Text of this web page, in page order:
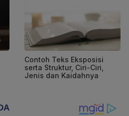
Contoh Teks Eksposisi
serta Struktur, Ciri-Ciri,
Jenis dan Kaidahnya